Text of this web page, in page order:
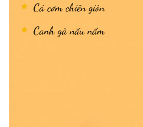
Cá cơm chiên giòn
Canh gà nấu nấm